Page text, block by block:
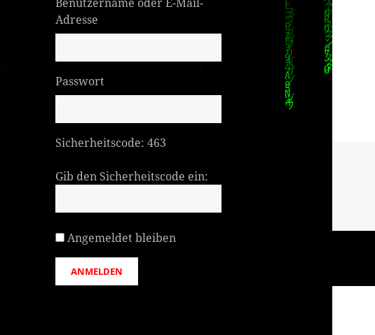
Adresse
Passwort
Sicherheitscode: 463
Gib den Sicherheitscode ein:
Angemeldet bleiben
ANMELDEN